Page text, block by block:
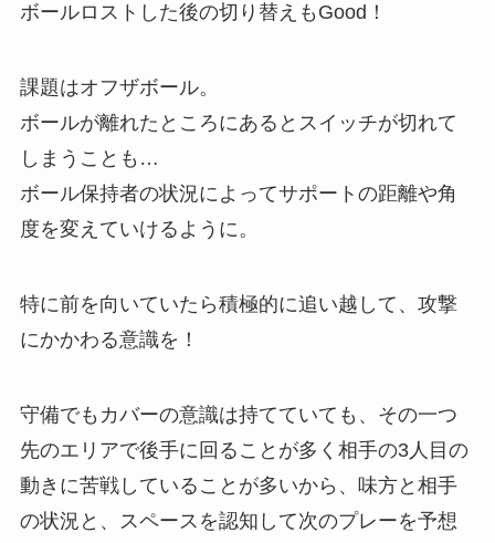
ボールロストした後の切り替えもGood！
課題はオフザボール。
ボールが離れたところにあるとスイッチが切れて
しまうことも…
ボール保持者の状況によってサポートの距離や角
度を変えていけるように。
特に前を向いていたら積極的に追い越して、攻撃
にかかわる意識を！
守備でもカバーの意識は持てていても、その一つ
先のエリアで後手に回ることが多く相手の3人目の
動きに苦戦していることが多いから、味方と相手
の状況と、スペースを認知して次のプレーを予想